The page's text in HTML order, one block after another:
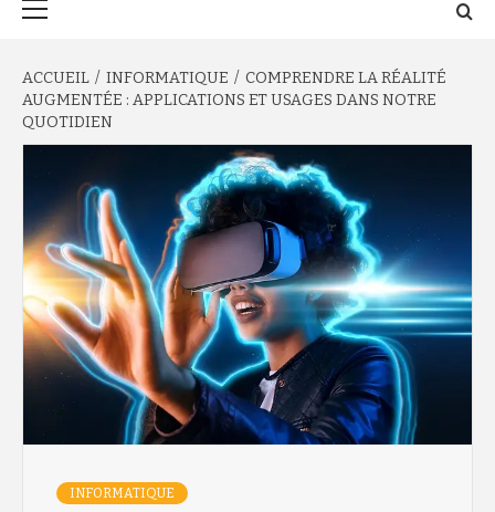
ACCUEIL INFORMATIQUE
COMPRENDRE LA RÉALITÉ
AUGMENTÉE : APPLICATIONS ET USAGES DANS NOTRE
QUOTIDIEN
INFORMATIQUE